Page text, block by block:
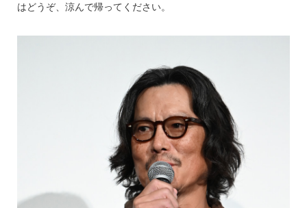
はどうぞ、涼んで帰ってください。